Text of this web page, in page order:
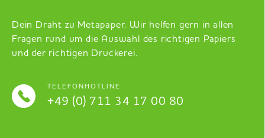
Dein Draht zu Metapaper. Wir helfen gern in allen
Fragen rund um die Auswahl des richtigen Papiers
und der richtigen Druckerei.
TELEFONHOTLINE
+49 (0) 711 34 17 00 80